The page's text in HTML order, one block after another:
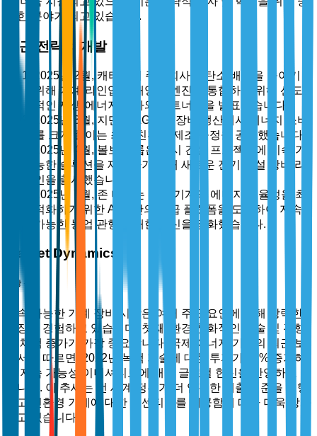
요한 분야가 되고 있습니다.
최근 전략적 개발
2025년 2월, 캐터필러 주식회사는 탄소 배출을 줄이기
위해 기계 라인업에 태양광 엔진을 통합하기 위해 선도
적인 재생 에너지 회사와 파트너십을 발표했습니다.
2025년 3월, 지멘스 AG는 중장비 생산에서 에너지 소비
를 크게 줄이는 최신 친환경 제조 공정을 공개했습니다.
2025년 4월, 볼보 그룹은 도시 건설 프로젝트에 지속 가
능한 솔루션을 제공하기 위해 새로운 전기 건설 장비 라
인을 출시했습니다.
2025년 7월, 존 디어는 농업 기계의 에너지 효율성을 최
적화하기 위한 AI 기반의 고급 플랫폼을 도입하여 지속
가능한 농업 관행에 대한 헌신을 강화했습니다.
Market Dynamics
시장 동인
지속 가능한 기계 장비 시장은 여러 주요 요인에 의해 강력한
확장을 경험하고 있습니다. 첫째, 환경 친화적인 기술 및 관행
의 채택 증가가 가장 중요합니다. 국제 에너지 기구의 최근 보
고서에 따르면, 2022년 녹색 기술에 대한 투자가 45% 증가하
여 지속 가능성 이니셔티브에 대한 글로벌 헌신을 반영하고 있
습니다. 이 추세는 전 세계 정부가 더 엄격한 배출 기준을 시행
하고 친환경 기계에 대한 인센티브를 제공함에 따라 더욱 강화
되고 있습니다.